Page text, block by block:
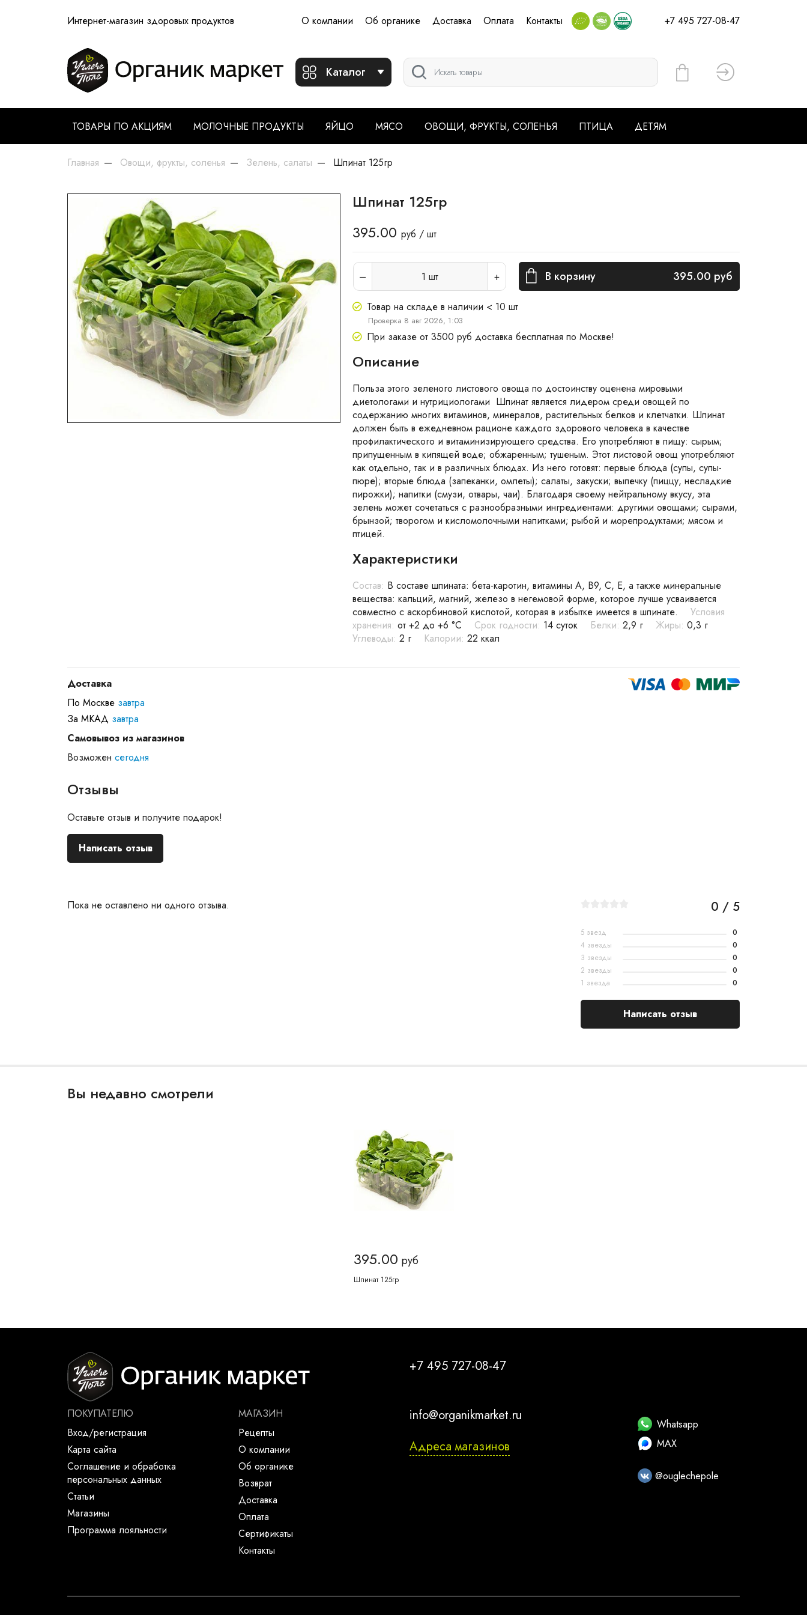
Интернет-магазин здоровых продуктов О компании Об органике Доставка Оплата Контакты +7 495 727-08-47
Каталог Вход
ТОВАРЫ ПО АКЦИЯМ МОЛОЧНЫЕ ПРОДУКТЫ ЯЙЦО МЯСО ОВОЩИ, ФРУКТЫ, СОЛЕНЬЯ ПТИЦА ДЕТЯМ
Главная Овощи, фрукты, соленья Зелень, салаты Шпинат 125гр
Шпинат 125гр
395.00 руб / шт
1 шт В корзину 395.00 руб
Товар на складе в наличии < 10 шт
Проверка 8 авг 2026, 1:03
При заказе от 3500 руб доставка бесплатная по Москве!
Описание
Польза этого зеленого листового овоща по достоинству оценена мировыми
диетологами и нутрициологами Шпинат является лидером среди овощей по
содержанию многих витаминов, минералов, растительных белков и клетчатки. Шпинат
должен быть в ежедневном рационе каждого здорового человека в качестве
профилактического и витаминизирующего средства. Его употребляют в пищу: сырым;
припущенным в кипящей воде; обжаренным; тушеным. Этот листовой овощ употребляют
как отдельно, так и в различных блюдах. Из него готовят: первые блюда (супы, супы-
пюре); вторые блюда (запеканки, омлеты); салаты, закуски; выпечку (пиццу, несладкие
пирожки); напитки (смузи, отвары, чаи). Благодаря своему нейтральному вкусу, эта
зелень может сочетаться с разнообразными ингредиентами: другими овощами; сырами,
брынзой; творогом и кисломолочными напитками; рыбой и морепродуктами; мясом и
птицей.
Характеристики
Состав: В составе шпината: бета-каротин, витамины А, В9, С, Е, а также минеральные
вещества: кальций, магний, железо в негемовой форме, которое лучше усваивается
совместно с аскорбиновой кислотой, которая в избытке имеется в шпинате.
Условия
хранения: от +2 до +6 °С Срок годности: 14 суток Белки: 2,9 г Жиры: 0,3 г
Углеводы: 2 г Калории: 22 ккал
Доставка
По Москве завтра
За МКАД завтра
Самовывоз из магазинов
Возможен сегодня
Отзывы
Оставьте отзыв и получите подарок!
Написать отзыв
Пока не оставлено ни одного отзыва. 0 / 5
5 звезд
0
4 звезды
0
3 звезды
0
2 звезды
0
1 звезда
0
Написать отзыв
Вы недавно смотрели
395.00 руб
Шпинат 125гр
ПОКУПАТЕЛЮ
Вход/регистрация
Карта сайта
Соглашение и обработка
персональных данных
Статьи
Магазины
Программа лояльности
МАГАЗИН
Рецепты
О компании
Об органике
Возврат
Доставка
Оплата
Сертификаты
Контакты
+7 495 727-08-47
info@organikmarket.ru
Адреса магазинов
Whatsapp
MAX
@ouglechepole